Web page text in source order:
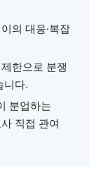
의 대응·복잡
한으로 분쟁
니다.
분업하는
직접 관여